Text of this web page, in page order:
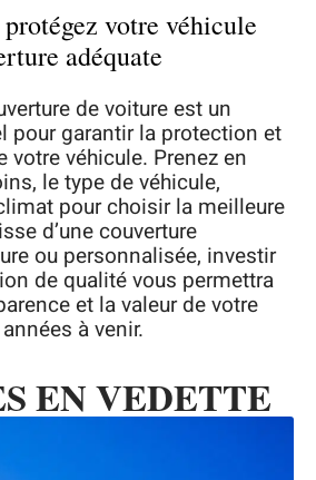
votre véhicule
adéquate
de voiture est un
pour garantir la protection et
votre véhicule. Prenez en
le type de véhicule,
pour choisir la meilleure
d’une couverture
ou personnalisée, investir
de qualité vous permettra
et la valeur de votre
à venir.
EN VEDETTE